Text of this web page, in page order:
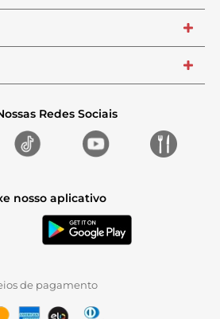
+
+
Redes Sociais
nosso aplicativo
de pagamento